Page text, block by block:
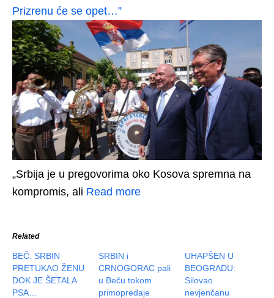
Prizrenu će se opet…”
„Srbija je u pregovorima oko Kosova spremna na
kompromis, ali Read more
Related
BEČ: SRBIN
PRETUKAO ŽENU
DOK JE ŠETALA
PSA…
SRBIN i
CRNOGORAC pali
u Beču tokom
primopredaje
UHAPŠEN U
BEOGRADU:
Silovao
nevjenčanu